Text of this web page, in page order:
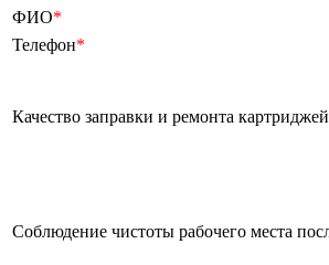
ФИО*
Телефон*
Качество заправки и ремонта
Соблюдение чистоты рабочего места